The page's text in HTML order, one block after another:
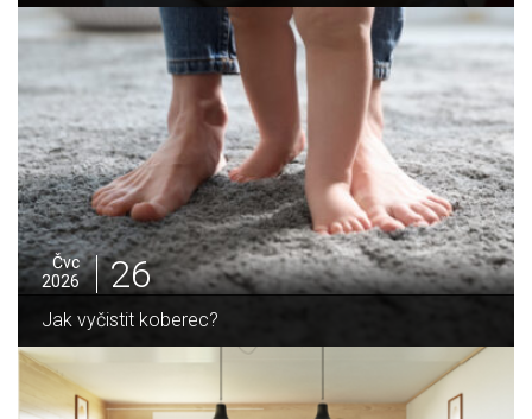
Čvc
2026
25
Jak sušit pomeranče a citrusy jednoduše